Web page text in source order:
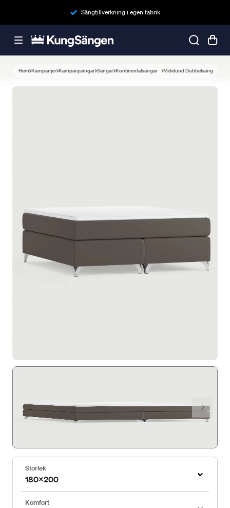
Sängtillverkning i egen fabrik
Hem Kampanjer Kampanjsängar Sängar Kontinentalsängar Videlund Dubbelsäng
Storlek
180x200
Komfort